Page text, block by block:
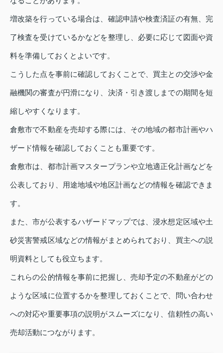
増改築を行っている場合は、確認申請や検査済証の有無、完
了検査を受けているかなどを整理し、必要に応じて図面や資
料を準備しておくとよいです。
こうした点を事前に確認しておくことで、買主との交渉や金
融機関の審査が円滑になり、決済・引き渡しまでの期間を短
縮しやすくなります。
倉敷市で不動産を売却する際には、その地域の都市計画やハ
ザード情報を確認しておくことも重要です。
倉敷市は、都市計画マスタープランや立地適正化計画などを
公表しており、用途地域や地区計画などの情報を確認できま
す。
また、市が公表するハザードマップでは、浸水想定区域や土
砂災害警戒区域などの情報がまとめられており、買主への説
明資料としても役立ちます。
これらの公的情報を事前に把握し、売却予定の不動産がどの
ような区域に位置するかを整理しておくことで、問い合わせ
への対応や重要事項の説明がスムーズになり、信頼性の高い
売却活動につながります。